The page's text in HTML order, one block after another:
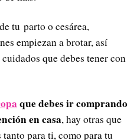
tu parto o cesárea,
empiezan a brotar, así
que debes tener con
que debes ir comprando
en casa, hay otras que
para ti, como para tu